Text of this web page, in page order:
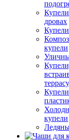
дровах
купели
террасу
Купели
купели